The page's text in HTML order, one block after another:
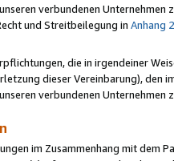
verbundenen
und Streitbeilegung in Anhang 2
die in irgendeiner
dieser Vereinbarung), den
verbundenen
im Zusammenhang mit dem